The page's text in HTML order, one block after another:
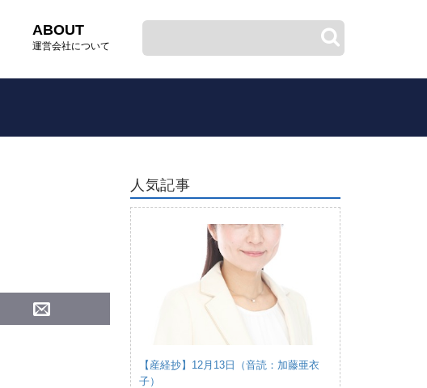
ABOUT
運営会社について
人気記事
【産経抄】12月13日（音読：加藤亜衣
子）